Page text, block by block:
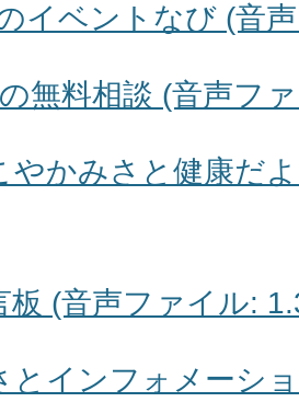
イベントなび (音
無料相談 (音声フ
やかみさと健康だ
板 (音声ファイル:
とインフォメーシ